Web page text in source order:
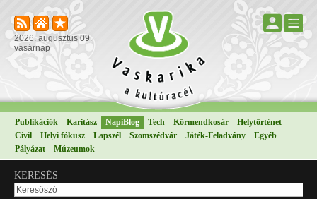
2026. augusztus 09.
vasárnap
Publikációk Karitász NapiBlog Tech Körmendkosár
Helytörténet
Civil
Helyi fókusz Lapszél Szomszédvár Játék-Feladvány
Egyéb
Pályázat
Múzeumok
KERESÉS